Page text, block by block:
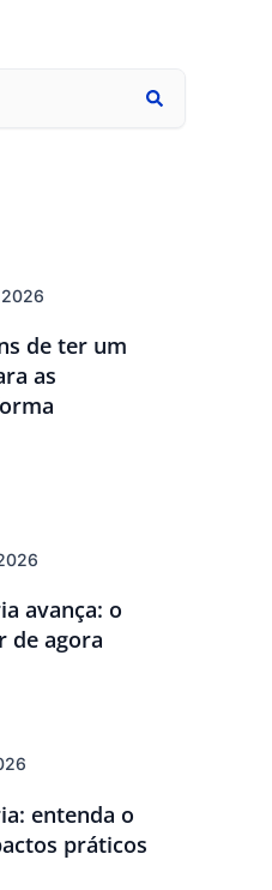
2026
de ter um
as
avança: o
de agora
entenda o
práticos